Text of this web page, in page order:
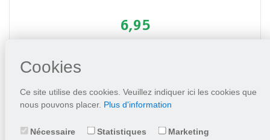
Cookies
Ce site utilise des cookies. Veuillez indiquer ici les cookies que
nous pouvons placer. Plus d'information
Nécessaire Statistiques Marketing
6,95